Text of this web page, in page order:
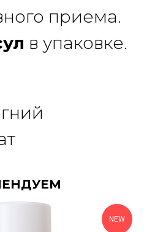
приема.
в упаковке.
NEW